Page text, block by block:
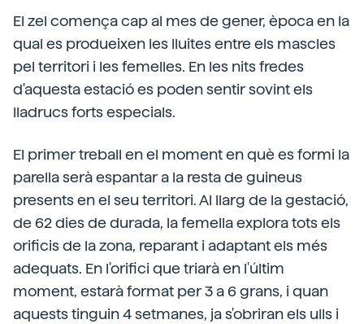
El zel comença cap al mes de gener, època en la
qual es produeixen les lluites entre els mascles
pel territori i les femelles. En les nits fredes
d'aquesta estació es poden sentir sovint els
lladrucs forts especials.
El primer treball en el moment en què es formi la
parella serà espantar a la resta de guineus
presents en el seu territori. Al llarg de la gestació,
de 62 dies de durada, la femella explora tots els
orificis de la zona, reparant i adaptant els més
adequats. En l'orifici que triarà en l'últim
moment, estarà format per 3 a 6 grans, i quan
aquests tinguin 4 setmanes, ja s'obriran els ulls i